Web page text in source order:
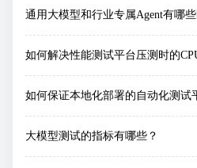
通用大模型和行业专属Agent有哪些
如何解决性能测试平台压测时的
大模型测试的指标有哪些？